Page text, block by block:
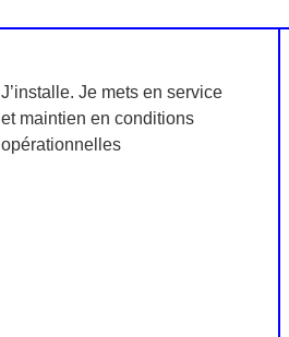
J’installe. Je mets en service
et maintien en conditions
opérationnelles